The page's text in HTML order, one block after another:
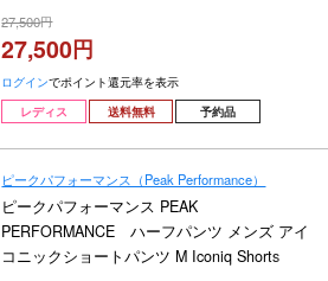
27,500
27,500
ログインでポイント還元率を表示
レディス
送料無料 予約品
ピークパフォーマンス（Peak Performance）
ピークパフォーマンス PEAK
PERFORMANCE ハーフパンツ メンズ アイ
コニックショートパンツ M Iconiq Shorts